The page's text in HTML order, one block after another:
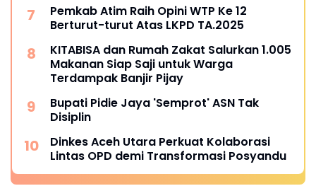
Pemkab Atim Raih Opini WTP Ke 12
Berturut-turut Atas LKPD TA.2025
KITABISA dan Rumah Zakat Salurkan 1.005
Makanan Siap Saji untuk Warga
Terdampak Banjir Pijay
Bupati Pidie Jaya 'Semprot' ASN Tak
Disiplin
Dinkes Aceh Utara Perkuat Kolaborasi
Lintas OPD demi Transformasi Posyandu